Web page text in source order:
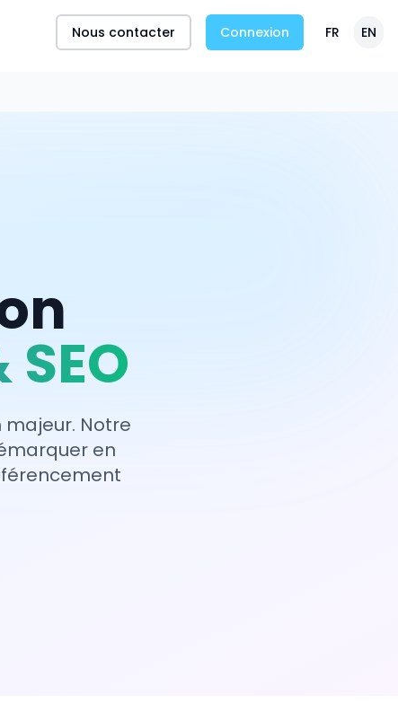
Nous contacter Connexion FR EN
majeur. Notre
en